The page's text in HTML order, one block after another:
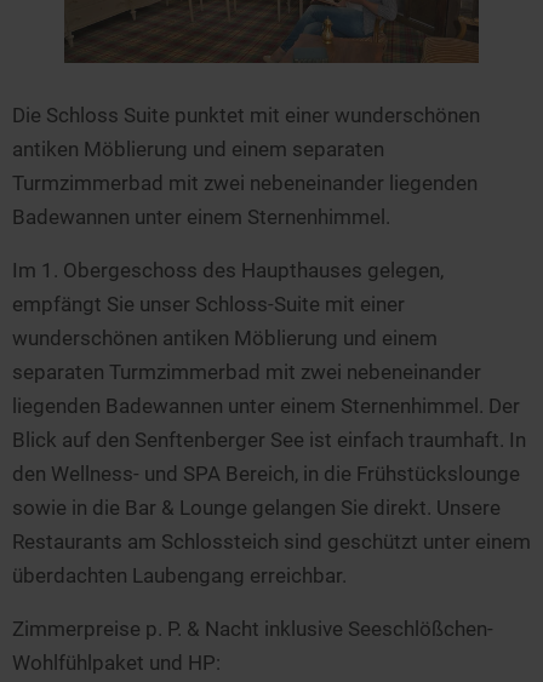
Die Schloss Suite punktet mit einer wunderschönen
antiken Möblierung und einem separaten
Turmzimmerbad mit zwei nebeneinander liegenden
Badewannen unter einem Sternenhimmel.
Im 1. Obergeschoss des Haupthauses gelegen,
empfängt Sie unser Schloss-Suite mit einer
wunderschönen antiken Möblierung und einem
separaten Turmzimmerbad mit zwei nebeneinander
liegenden Badewannen unter einem Sternenhimmel. Der
Blick auf den Senftenberger See ist einfach traumhaft. In
den Wellness- und SPA Bereich, in die Frühstückslounge
sowie in die Bar & Lounge gelangen Sie direkt. Unsere
Restaurants am Schlossteich sind geschützt unter einem
überdachten Laubengang erreichbar.
Zimmerpreise p. P. & Nacht inklusive Seeschlößchen-
Wohlfühlpaket und HP: